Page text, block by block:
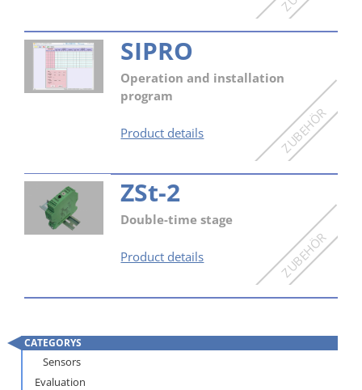
SIPRO
Operation and installation
program
Product detailsSIPRO
ZSt-2
Double-time stage
Product detailsZSt-
CATEGORYS
Skip
navigation
Sensors
Evaluation